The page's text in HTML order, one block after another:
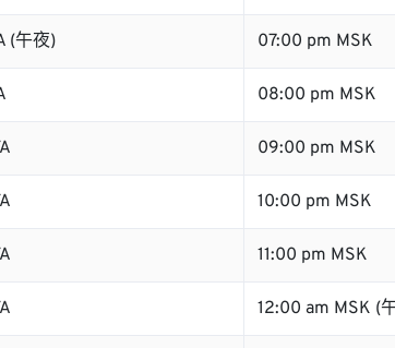
(午夜) 07:00 pm MSK
08:00 pm MSK
09:00 pm MSK
10:00 pm MSK
11:00 pm MSK
12:00 am MSK (